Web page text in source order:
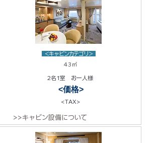
<キャビンカテゴリ>
43㎡
2名1室 お一人様
<価格>
<TAX>
>>キャビン設備について